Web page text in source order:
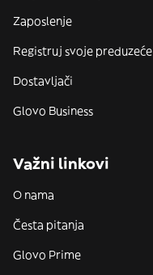
Zaposlenje
Registruj svoje preduzeće
Dostavljači
Glovo Business
Važni linkovi
O nama
Česta pitanja
Glovo Prime